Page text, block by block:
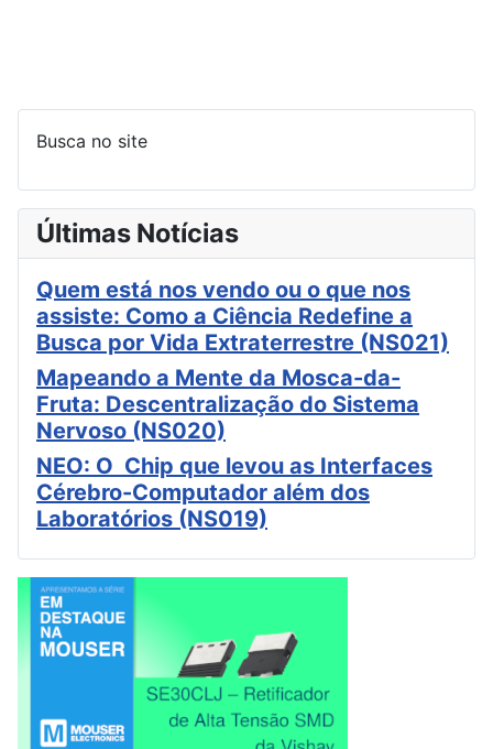
Busca no site
Últimas Notícias
Quem está nos vendo ou o que nos
assiste: Como a Ciência Redefine a
Busca por Vida Extraterrestre (NS021)
Mapeando a Mente da Mosca-da-
Fruta: Descentralização do Sistema
Nervoso (NS020)
NEO: O Chip que levou as Interfaces
Cérebro-Computador além dos
Laboratórios (NS019)